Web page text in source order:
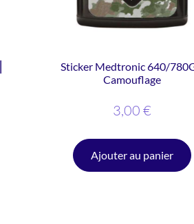
Sticker Medtronic 640/780G
Camouflage
3,00 €
Ajouter au panier